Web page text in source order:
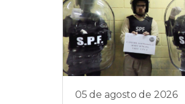
05 de agosto de 2026